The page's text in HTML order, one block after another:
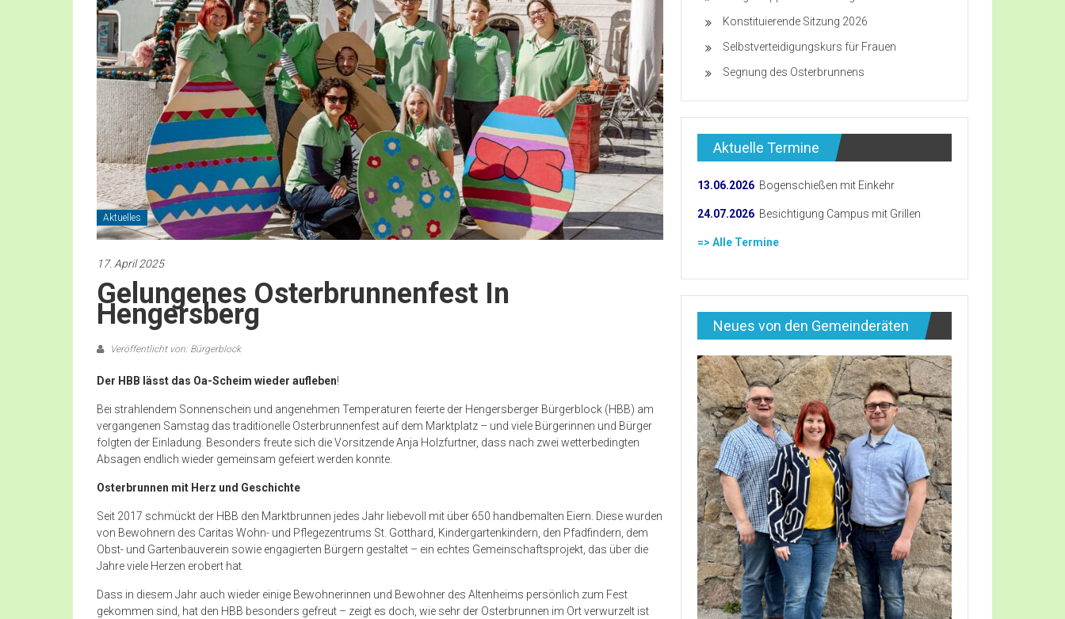
Aktuelles
17. April 2025
Gelungenes Osterbrunnenfest In
Hengersberg
Veröffentlicht von: Bürgerblock
Der HBB lässt das Oa-Scheim wieder aufleben!
Bei strahlendem Sonnenschein und angenehmen Temperaturen feierte der Hengersberger Bürgerblock (HBB) am
vergangenen Samstag das traditionelle Osterbrunnenfest auf dem Marktplatz – und viele Bürgerinnen und Bürger
folgten der Einladung. Besonders freute sich die Vorsitzende Anja Holzfurtner, dass nach zwei wetterbedingten
Absagen endlich wieder gemeinsam gefeiert werden konnte.
Osterbrunnen mit Herz und Geschichte
Seit 2017 schmückt der HBB den Marktbrunnen jedes Jahr liebevoll mit über 650 handbemalten Eiern. Diese wurden
von Bewohnern des Caritas Wohn- und Pflegezentrums St. Gotthard, Kindergartenkindern, den Pfadfindern, dem
Obst- und Gartenbauverein sowie engagierten Bürgern gestaltet – ein echtes Gemeinschaftsprojekt, das über die
Jahre viele Herzen erobert hat.
Dass in diesem Jahr auch wieder einige Bewohnerinnen und Bewohner des Altenheims persönlich zum Fest
gekommen sind, hat den HBB besonders gefreut – zeigt es doch, wie sehr der Osterbrunnen im Ort verwurzelt ist
Konstituierende Sitzung 2026
Selbstverteidigungskurs für Frauen
Segnung des Osterbrunnens
Aktuelle Termine
13.06.2026 Bogenschießen mit Einkehr
24.07.2026 Besichtigung Campus mit Grillen
=> Alle Termine
Neues von den Gemeinderäten